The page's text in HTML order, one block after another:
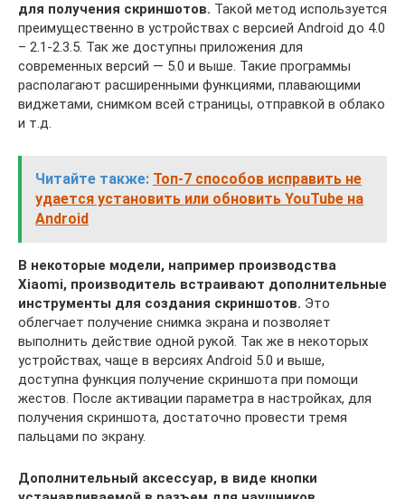
для получения скриншотов. Такой метод используется
преимущественно в устройствах с версией Android до 4.0
– 2.1-2.3.5. Так же доступны приложения для
современных версий — 5.0 и выше. Такие программы
располагают расширенными функциями, плавающими
виджетами, снимком всей страницы, отправкой в облако
и т.д.
Читайте также: Топ-7 способов исправить не
удается установить или обновить YouTube на
Android
В некоторые модели, например производства
Xiaomi, производитель встраивают дополнительные
инструменты для создания скриншотов. Это
облегчает получение снимка экрана и позволяет
выполнить действие одной рукой. Так же в некоторых
устройствах, чаще в версиях Android 5.0 и выше,
доступна функция получение скриншота при помощи
жестов. После активации параметра в настройках, для
получения скриншота, достаточно провести тремя
пальцами по экрану.
Дополнительный аксессуар, в виде кнопки